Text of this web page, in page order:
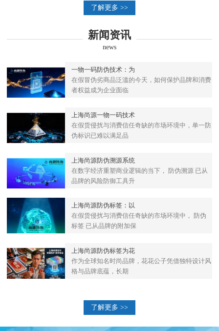
了解更多 >>
新闻资讯
news
一物一码防伪技术：为
在假冒伪劣商品泛滥的今天，如何保护品牌和消费
者权益成为企业面临
上海尚源一物一码技术
在假货侵扰与消费信任奇缺的市场环境中，单一防
伪标识已难以满足品
上海尚源防伪溯源系统
在数字经济重塑商业逻辑的当下， 防伪溯源 已从
品牌的风险防御工具升
上海尚源防伪标签：以
在假货侵扰与消费信任奇缺的市场环境中， 防伪
标签 已从品牌的附加保
上海尚源防伪标签为花
作为全球知名时尚品牌，花花公子凭借独特设计风
格与品牌底蕴，长期
了解更多 >>